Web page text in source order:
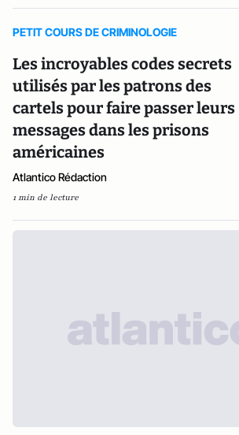
PETIT COURS DE CRIMINOLOGIE
Les incroyables codes secrets
utilisés par les patrons des
cartels pour faire passer leurs
messages dans les prisons
américaines
Atlantico Rédaction
1 min de lecture